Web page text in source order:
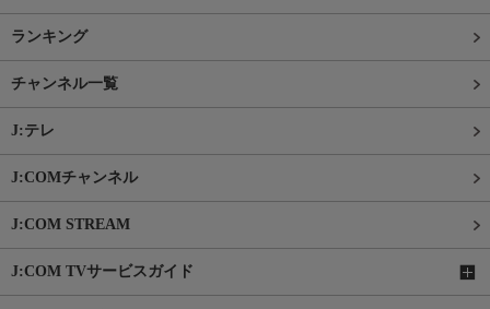
ランキング
チャンネル一覧
J:テレ
J:COMチャンネル
J:COM STREAM
J:COM TVサービスガイド